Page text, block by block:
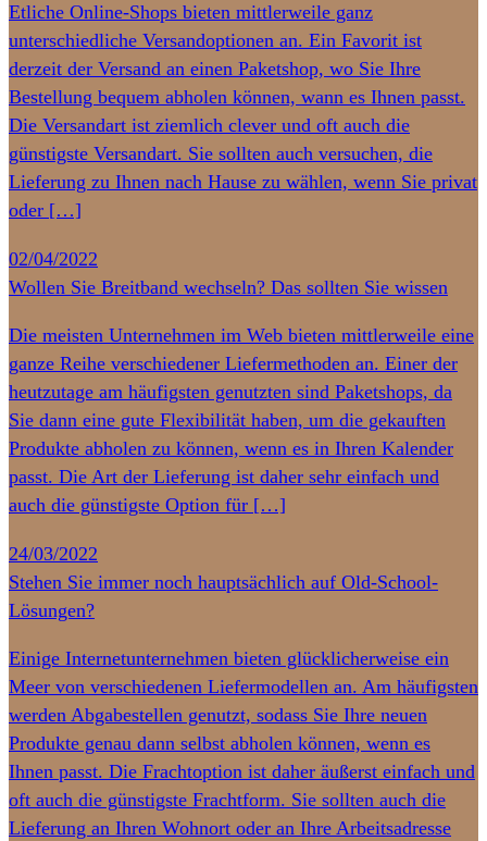
Etliche Online-Shops bieten mittlerweile ganz
unterschiedliche Versandoptionen an. Ein Favorit ist
derzeit der Versand an einen Paketshop, wo Sie Ihre
Bestellung bequem abholen können, wann es Ihnen passt.
Die Versandart ist ziemlich clever und oft auch die
günstigste Versandart. Sie sollten auch versuchen, die
Lieferung zu Ihnen nach Hause zu wählen, wenn Sie privat
oder […]
02/04/2022
Wollen Sie Breitband wechseln? Das sollten Sie wissen
Die meisten Unternehmen im Web bieten mittlerweile eine
ganze Reihe verschiedener Liefermethoden an. Einer der
heutzutage am häufigsten genutzten sind Paketshops, da
Sie dann eine gute Flexibilität haben, um die gekauften
Produkte abholen zu können, wenn es in Ihren Kalender
passt. Die Art der Lieferung ist daher sehr einfach und
auch die günstigste Option für […]
24/03/2022
Stehen Sie immer noch hauptsächlich auf Old-School-
Lösungen?
Einige Internetunternehmen bieten glücklicherweise ein
Meer von verschiedenen Liefermodellen an. Am häufigsten
werden Abgabestellen genutzt, sodass Sie Ihre neuen
Produkte genau dann selbst abholen können, wenn es
Ihnen passt. Die Frachtoption ist daher äußerst einfach und
oft auch die günstigste Frachtform. Sie sollten auch die
Lieferung an Ihren Wohnort oder an Ihre Arbeitsadresse